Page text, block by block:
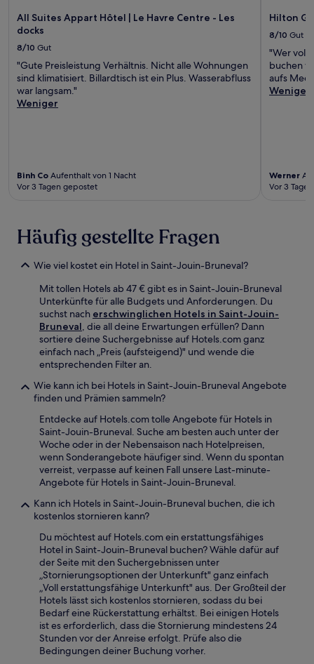
All Suites Appart Hôtel | Le Havre Centre - Les
docks
8/10 Gut
"Gute Preisleistung Verhältnis. Nicht alle Wohnungen
sind klimatisiert. Billardtisch ist ein Plus. Wasserabfluss
war langsam."
Weniger
Binh Co Aufenthalt von 1 Nacht
Vor 3 Tagen gepostet
Hilton
8/10 Gut
"Wer
buchen
aufs
Weniger
Werner
Vor 3
Häufig gestellte Fragen
Wie viel kostet ein Hotel in Saint-Jouin-Bruneval?
Mit tollen Hotels ab 47 € gibt es in Saint-Jouin-Bruneval
Unterkünfte für alle Budgets und Anforderungen. Du
suchst nach erschwinglichen Hotels in Saint-Jouin-
Bruneval, die all deine Erwartungen erfüllen? Dann
sortiere deine Suchergebnisse auf Hotels.com ganz
einfach nach „Preis (aufsteigend)" und wende die
entsprechenden Filter an.
Wie kann ich bei Hotels in Saint-Jouin-Bruneval Angebote
finden und Prämien sammeln?
Entdecke auf Hotels.com tolle Angebote für Hotels in
Saint-Jouin-Bruneval. Suche am besten auch unter der
Woche oder in der Nebensaison nach Hotelpreisen,
wenn Sonderangebote häufiger sind. Wenn du spontan
verreist, verpasse auf keinen Fall unsere Last-minute-
Angebote für Hotels in Saint-Jouin-Bruneval.
Kann ich Hotels in Saint-Jouin-Bruneval buchen, die ich
kostenlos stornieren kann?
Du möchtest auf Hotels.com ein erstattungsfähiges
Hotel in Saint-Jouin-Bruneval buchen? Wähle dafür auf
der Seite mit den Suchergebnissen unter
„Stornierungsoptionen der Unterkunft" ganz einfach
„Voll erstattungsfähige Unterkunft" aus. Der Großteil der
Hotels lässt sich kostenlos stornieren, sodass du bei
Bedarf eine Rückerstattung erhältst. Bei einigen Hotels
ist es erforderlich, dass die Stornierung mindestens 24
Stunden vor der Anreise erfolgt. Prüfe also die
Bedingungen deiner Buchung vorher.